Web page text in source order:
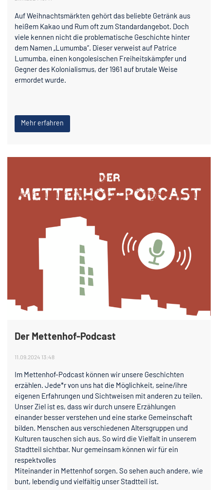
Auf Weihnachtsmärkten gehört das beliebte Getränk aus
heißem Kakao und Rum oft zum Standardangebot. Doch
viele kennen nicht die problematische Geschichte hinter
dem Namen „Lumumba“. Dieser verweist auf Patrice
Lumumba, einen kongolesischen Freiheitskämpfer und
Gegner des Kolonialismus, der 1961 auf brutale Weise
ermordet wurde.
Mehr erfahren
Der Mettenhof-Podcast
11.09.2024 13:48
Im Mettenhof-Podcast können wir unsere Geschichten
erzählen. Jede*r von uns hat die Möglichkeit, seine/ihre
eigenen Erfahrungen und Sichtweisen mit anderen zu teilen.
Unser Ziel ist es, dass wir durch unsere Erzählungen
einander besser verstehen und eine starke Gemeinschaft
bilden. Menschen aus verschiedenen Altersgruppen und
Kulturen tauschen sich aus. So wird die Vielfalt in unserem
Stadtteil sichtbar. Nur gemeinsam können wir für ein
respektvolles
Miteinander in Mettenhof sorgen. So sehen auch andere, wie
bunt, lebendig und vielfältig unser Stadtteil ist.